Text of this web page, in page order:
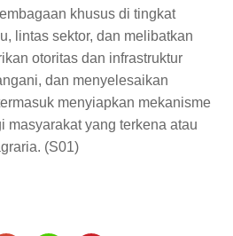
khusus di tingkat
lintas sektor, dan melibatkan
otoritas dan infrastruktur
dan menyelesaikan
menyiapkan mekanisme
masyarakat yang terkena atau
(S01)